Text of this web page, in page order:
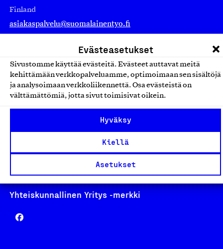
Evästeasetukset
Sivustomme käyttää evästeitä. Evästeet auttavat meitä
kehittämään verkkopalveluamme, optimoimaan sen sisältöjä
ja analysoimaan verkkoliikennettä. Osa evästeistä on
välttämättömiä, jotta sivut toimisivat oikein.
Hyväksy
Kiellä
Asetukset
Finland
asiakaspalvelu@suomalainentyo.fi
Avainlippu
Yhteiskunnallinen Yritys -merkki